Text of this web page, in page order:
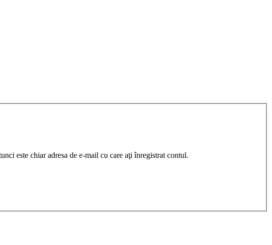
este chiar adresa de e-mail cu care aţi înregistrat contul.